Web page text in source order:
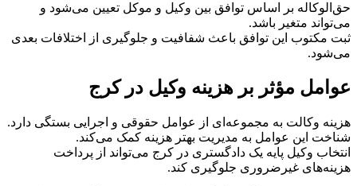
حق‌الوکاله بر اساس توافق بین وکیل و موکل تعیین می‌شود و
می‌تواند متغیر باشد.
ثبت مکتوب این توافق باعث شفافیت و جلوگیری از اختلافات بعدی
می‌شود.
عوامل مؤثر بر هزینه وکیل در کرج
هزینه وکالت به مجموعه‌ای از عوامل حقوقی و اجرایی بستگی دارد.
شناخت این عوامل به مدیریت بهتر هزینه کمک می‌کند.
انتخاب وکیل پایه یک دادگستری در کرج می‌تواند از پرداخت
هزینه‌های غیرضروری جلوگیری کند.